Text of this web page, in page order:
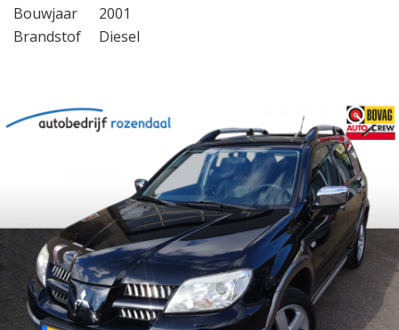
Bouwjaar
2001
Brandstof
Diesel